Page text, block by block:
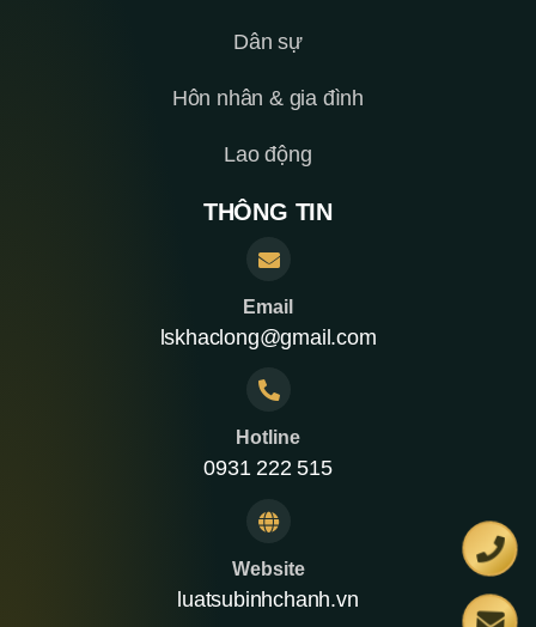
Dân sự
Hôn nhân & gia đình
Lao động
THÔNG TIN
Email
lskhaclong@gmail.com
Hotline
0931 222 515
Website
luatsubinhchanh.vn